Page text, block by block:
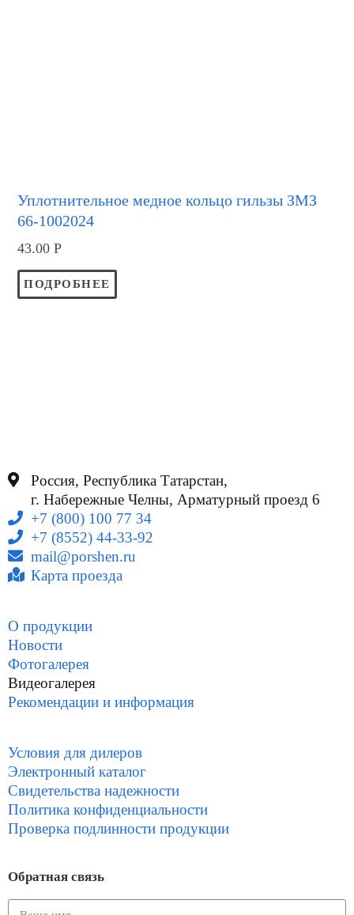
Уплотнительное медное кольцо гильзы ЗМЗ
66-1002024
43.00Р
ПОДРОБНЕЕ
Россия, Республика Татарстан,
г. Набережные Челны, Арматурный проезд 6
+7 (800) 100 77 34
+7 (8552) 44-33-92
mail@porshen.ru
Карта проезда
О продукции
Новости
Фотогалерея
Видеогалерея
Рекомендации и информация
Условия для дилеров
Электронный каталог
Свидетельства надежности
Политика конфиденциальности
Проверка подлинности продукции
Обратная связь